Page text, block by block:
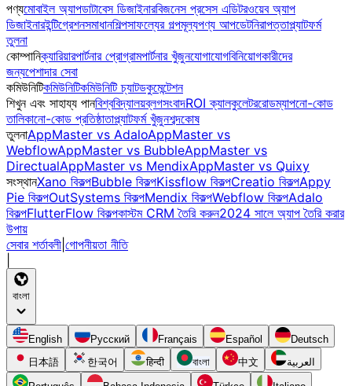
পণ্যমোবাইল অ্যাপডাটাবেস ডিজাইনারবিজনেস প্রসেস এডিটরওয়েব অ্যাপ
ডিজাইনারইন্টিগ্রেশনসমাধানশিল্পসাফল্যের গল্পমূল্যপণ্য আপডেটনিরাপত্তাপ্ল্যাটফর্ম
তুলনা
কোম্পানিক্যারিয়ারপার্টনার প্রোগ্রামপার্টনার খুঁজুনযোগাযোগবিনিয়োগকারীদের
জন্যপেশাদার সেবা
কমিউনিটিকমিউনিটিকমিউনিটি চ্যাটডকুমেন্টেশন
শিখুন এবং সাহায্য পানবিশ্ববিদ্যালয়ব্লগসংবাদROI ক্যালকুলেটররোডম্যাপনো-কোড
তালিকানো-কোড প্রতিষ্ঠাতাপ্ল্যাটফর্ম খুঁজুনশব্দকোষ
তুলনাAppMaster vs AdaloAppMaster vs
WebflowAppMaster vs BubbleAppMaster vs
DirectualAppMaster vs MendixAppMaster vs Quixy
সংস্থানXano বিকল্পBubble বিকল্পKissflow বিকল্পCreatio বিকল্পAppy
Pie বিকল্পOutSystems বিকল্পMendix বিকল্পWebflow বিকল্পAdalo
বিকল্পFlutterFlow বিকল্পকাস্টম CRM তৈরি করুন2024 সালে অ্যাপ তৈরি করার
উপায়
সেবার শর্তাবলী গোপনীয়তা নীতি
বাংলা
English Русский Français Español
Deutsch
日本語
한국어 हिन्दी বাংলা 中文 العربية